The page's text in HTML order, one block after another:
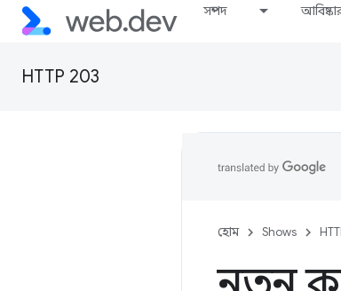
সম্পদ
HTTP 203
হোম Shows